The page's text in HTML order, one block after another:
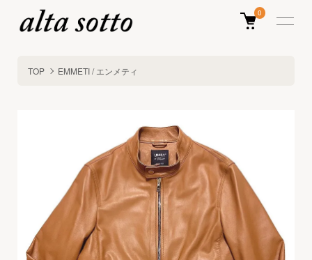
0
TOP EMMETI / エンメティ